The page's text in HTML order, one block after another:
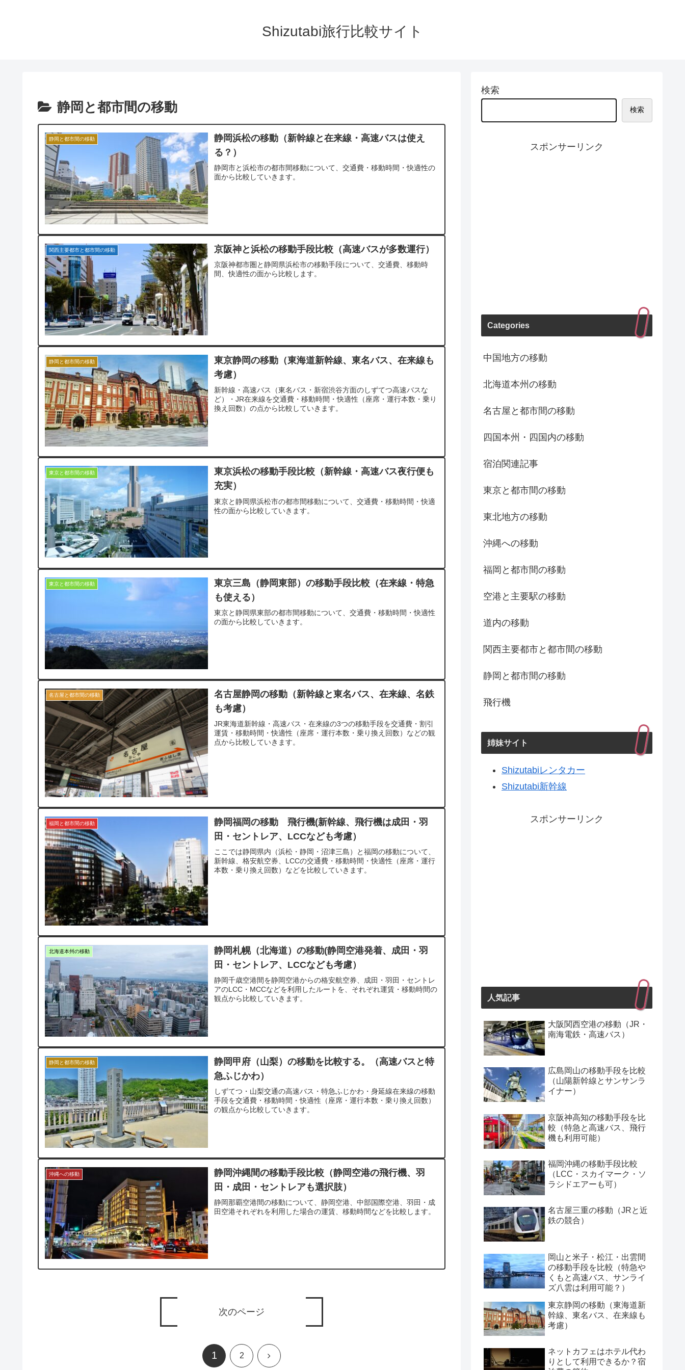
Shizutabi旅行比較サイト
静岡と都市間の移動
静岡と都市間の移動
静岡浜松の移動（新幹線と在来線・高速バスは使え
る？）
静岡市と浜松市の都市間移動について、交通費・移動時間・快適性の
面から比較していきます。
関西主要都市と都市間の移動 京阪神と浜松の移動手段比較（高速バスが多数運行）
京阪神都市圏と静岡県浜松市の移動手段について、交通費、移動時
間、快適性の面から比較します。
静岡と都市間の移動
東京静岡の移動（東海道新幹線、東名バス、在来線も
考慮）
新幹線・高速バス（東名バス・新宿渋谷方面のしずてつ高速バスな
ど）・JR在来線を交通費・移動時間・快適性（座席・運行本数・乗り
換え回数）の点から比較していきます。
東京と都市間の移動
東京浜松の移動手段比較（新幹線・高速バス夜行便も
充実）
東京と静岡県浜松市の都市間移動について、交通費・移動時間・快適
性の面から比較していきます。
東京と都市間の移動
東京三島（静岡東部）の移動手段比較（在来線・特急
も使える）
東京と静岡県東部の都市間移動について、交通費・移動時間・快適性
の面から比較していきます。
名古屋と都市間の移動
名古屋静岡の移動（新幹線と東名バス、在来線、名鉄
も考慮）
JR東海道新幹線・高速バス・在来線の3つの移動手段を交通費・割引
運賃・移動時間・快適性（座席・運行本数・乗り換え回数）などの観
点から比較していきます。
福岡と都市間の移動
静岡福岡の移動 飛行機(新幹線、飛行機は成田・羽
田・セントレア、LCCなども考慮）
ここでは静岡県内（浜松・静岡・沼津三島）と福岡の移動について、
新幹線、格安航空券、LCCの交通費・移動時間・快適性（座席・運行
本数・乗り換え回数）などを比較していきます。
北海道本州の移動
静岡札幌（北海道）の移動(静岡空港発着、成田・羽
田・セントレア、LCCなども考慮）
静岡千歳空港間を静岡空港からの格安航空券、成田・羽田・セントレ
アのLCC・MCCなどを利用したルートを、それぞれ運賃・移動時間の
観点から比較していきます。
静岡と都市間の移動
静岡甲府（山梨）の移動を比較する。（高速バスと特
急ふじかわ）
しずてつ・山梨交通の高速バス・特急ふじかわ・身延線在来線の移動
手段を交通費・移動時間・快適性（座席・運行本数・乗り換え回数）
の観点から比較していきます。
沖縄への移動
静岡沖縄間の移動手段比較（静岡空港の飛行機、羽
田・成田・セントレアも選択肢）
静岡那覇空港間の移動について、静岡空港、中部国際空港、羽田・成
田空港それぞれを利用した場合の運賃、移動時間などを比較します。
次のページ
1 2 次
検索
検索
スポンサーリンク
Categories
中国地方の移動
北海道本州の移動
名古屋と都市間の移動
四国本州・四国内の移動
宿泊関連記事
東京と都市間の移動
東北地方の移動
沖縄への移動
福岡と都市間の移動
空港と主要駅の移動
道内の移動
関西主要都市と都市間の移動
静岡と都市間の移動
飛行機
姉妹サイト
Shizutabiレンタカー
Shizutabi新幹線
スポンサーリンク
人気記事
大阪関西空港の移動（JR・
南海電鉄・高速バス）
広島岡山の移動手段を比較
（山陽新幹線とサンサンラ
イナー）
京阪神高知の移動手段を比
較（特急と高速バス、飛行
機も利用可能）
福岡沖縄の移動手段比較
（LCC・スカイマーク・ソ
ラシドエアーも可）
名古屋三重の移動（JRと近
鉄の競合）
岡山と米子・松江・出雲間
の移動手段を比較（特急や
くもと高速バス、サンライ
ズ八雲は利用可能？）
東京静岡の移動（東海道新
幹線、東名バス、在来線も
考慮）
ネットカフェはホテル代わ
りとして利用できるか？宿